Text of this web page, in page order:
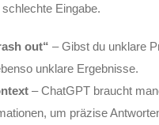
Eingabe.
out“ – Gibst du unklare
unklare Ergebnisse.
– ChatGPT braucht
um präzise